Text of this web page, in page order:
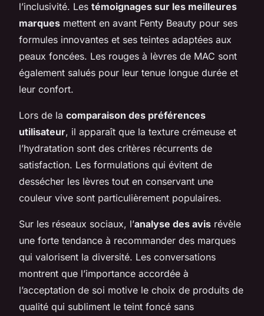
l’inclusivité. Les témoignages sur les meilleures
marques mettent en avant Fenty Beauty pour ses
formules innovantes et ses teintes adaptées aux
peaux foncées. Les rouges à lèvres de MAC sont
également salués pour leur tenue longue durée et
leur confort.
Lors de la comparaison des préférences
utilisateur, il apparaît que la texture crémeuse et
l’hydratation sont des critères récurrents de
satisfaction. Les formulations qui évitent de
dessécher les lèvres tout en conservant une
couleur vive sont particulièrement populaires.
Sur les réseaux sociaux, l’analyse des avis révèle
une forte tendance à recommander des marques
qui valorisent la diversité. Les conversations
montrent que l’importance accordée à
l’acceptation de soi motive le choix de produits de
qualité qui subliment le teint foncé sans